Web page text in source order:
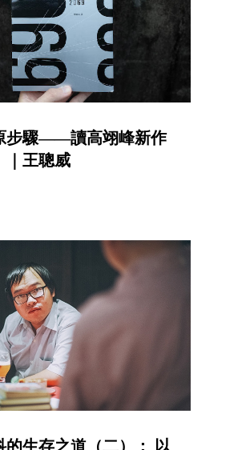
步驟——讀高翊峰新作
｜王聰威
的生存之道（二）： 以